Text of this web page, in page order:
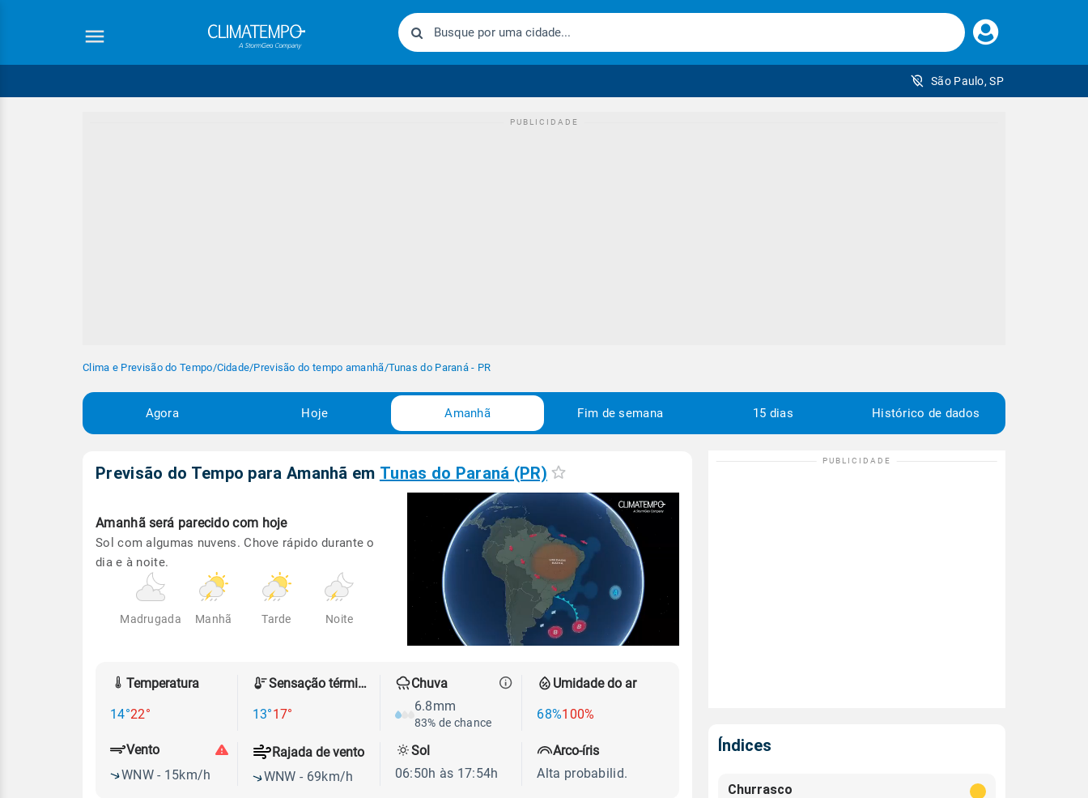
Faça
seu
São Paulo, SP
Clima e Previsão do Tempo/Cidade/Previsão do tempo amanhã/Tunas do Paraná - PR
Agora Hoje Amanhã Fim de semana 15 dias Histórico de dados
Previsão do Tempo para Amanhã em Tunas do Paraná (PR)
Amanhã será parecido com hoje
Sol com algumas nuvens. Chove rápido durante o
dia e à noite.
Madrugada Manhã Tarde Noite
Temperatura
14°22°
Sensação térmica
13°17°
Chuva
6.8mm
83% de chance
Umidade do ar
68%100%
Vento
WNW - 15km/h
Rajada de vento
WNW - 69km/h
Sol
06:50h às 17:54h
Arco-íris
Alta probabilid.
Índices
Churrasco